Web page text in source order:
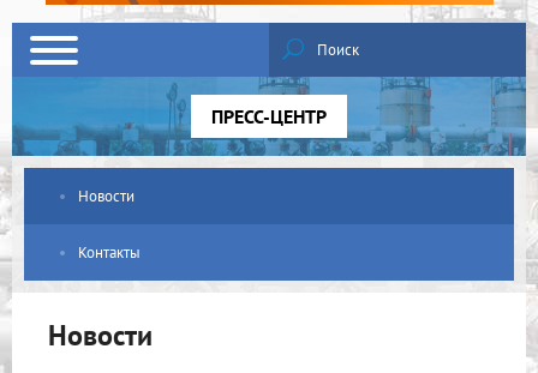
Поиск
ПРЕСС-ЦЕНТР
Новости
Контакты
Новости